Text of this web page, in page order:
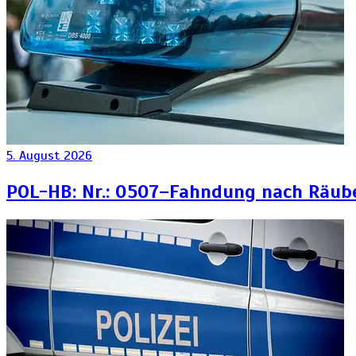
5. August 2026
POL-HB: Nr.: 0507–Fahndung nach